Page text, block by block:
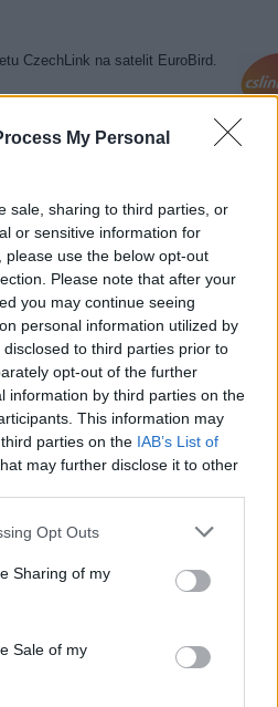
My Personal
sale, sharing to third parties, or
or sensitive information for
use the below opt-out
Please note that after your
you may continue seeing
personal information utilized by
to third parties prior to
opt-out of the further
information by third parties on the
This information may
parties on the IAB’s List of
may further disclose it to other
Opt Outs
Sharing of my
Sale of my
CzechLink na satelit EuroBird.
sportovních přenosů. Poradíme
možnosti příjmu.
Volejte řediteli na TV NOVA - ze dne
se satelitním přijímačem Philips a
pro ČR plus volné programy z Astry. K
divák přístup. Co tomu brání?
o erotice v minulosti, mnozí si
spoustou časopisů s erotickou
zodpovědět v následujícím